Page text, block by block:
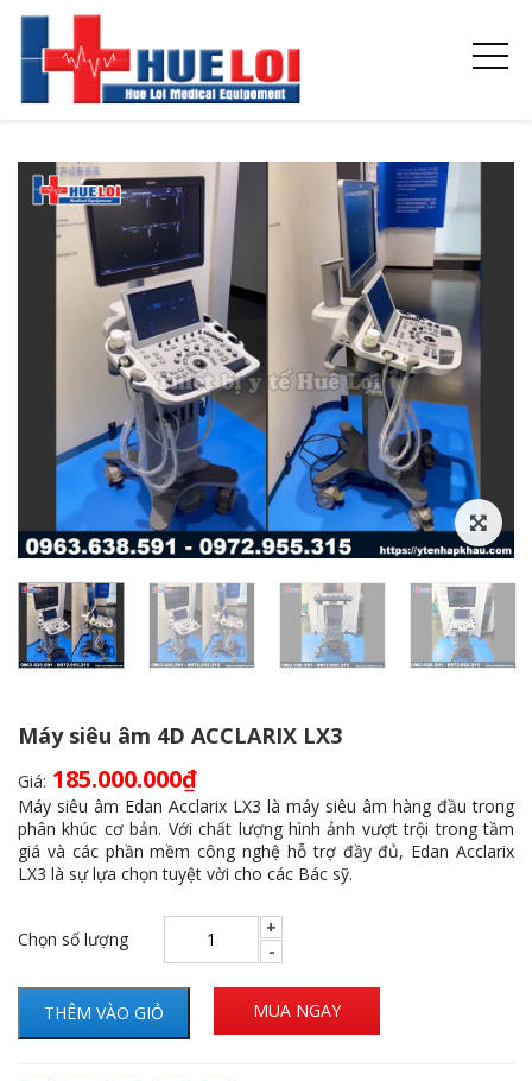
Máy siêu âm 4D ACCLARIX LX3
Giá: 185.000.000₫
Máy siêu âm Edan Acclarix LX3 là máy siêu âm hàng đầu trong
phân khúc cơ bản. Với chất lượng hình ảnh vượt trội trong tầm
giá và các phần mềm công nghệ hỗ trợ đầy đủ, Edan Acclarix
LX3 là sự lựa chọn tuyệt vời cho các Bác sỹ.
Chọn số lượng
THÊM VÀO GIỎ MUA NGAY